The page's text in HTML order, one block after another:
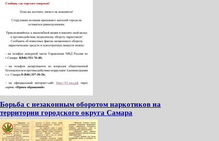
Борьба с незаконным оборотом наркотиков на
территории городского округа Самара